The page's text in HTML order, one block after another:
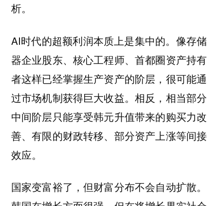
析。
AI时代的超额利润本质上是集中的。像存储
器企业股东、核心工程师、首都圈资产持有
者这样已经掌握生产资产的阶层，很可能通
过市场机制获得巨大收益。相反，相当部分
中间阶层只能享受韩元升值带来的购买力改
善、有限的财政转移、部分资产上涨等间接
效应。
国家变富裕了，但财富分布不会自动扩散。